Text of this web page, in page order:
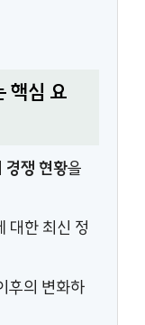
핵심 요
경쟁 현황을
대한 최신 정
후의 변화하